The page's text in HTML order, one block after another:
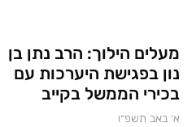
מעלים הילוך: הרב נתן בן
נון בפגישת היערכות עם
בכירי הממשל בקייב
א׳ באב תשפ״ו